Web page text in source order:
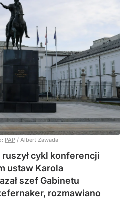
PAP / Albert Zawada
ruszył cykl konferencji
ustaw Karola
szef Gabinetu
rozmawiano